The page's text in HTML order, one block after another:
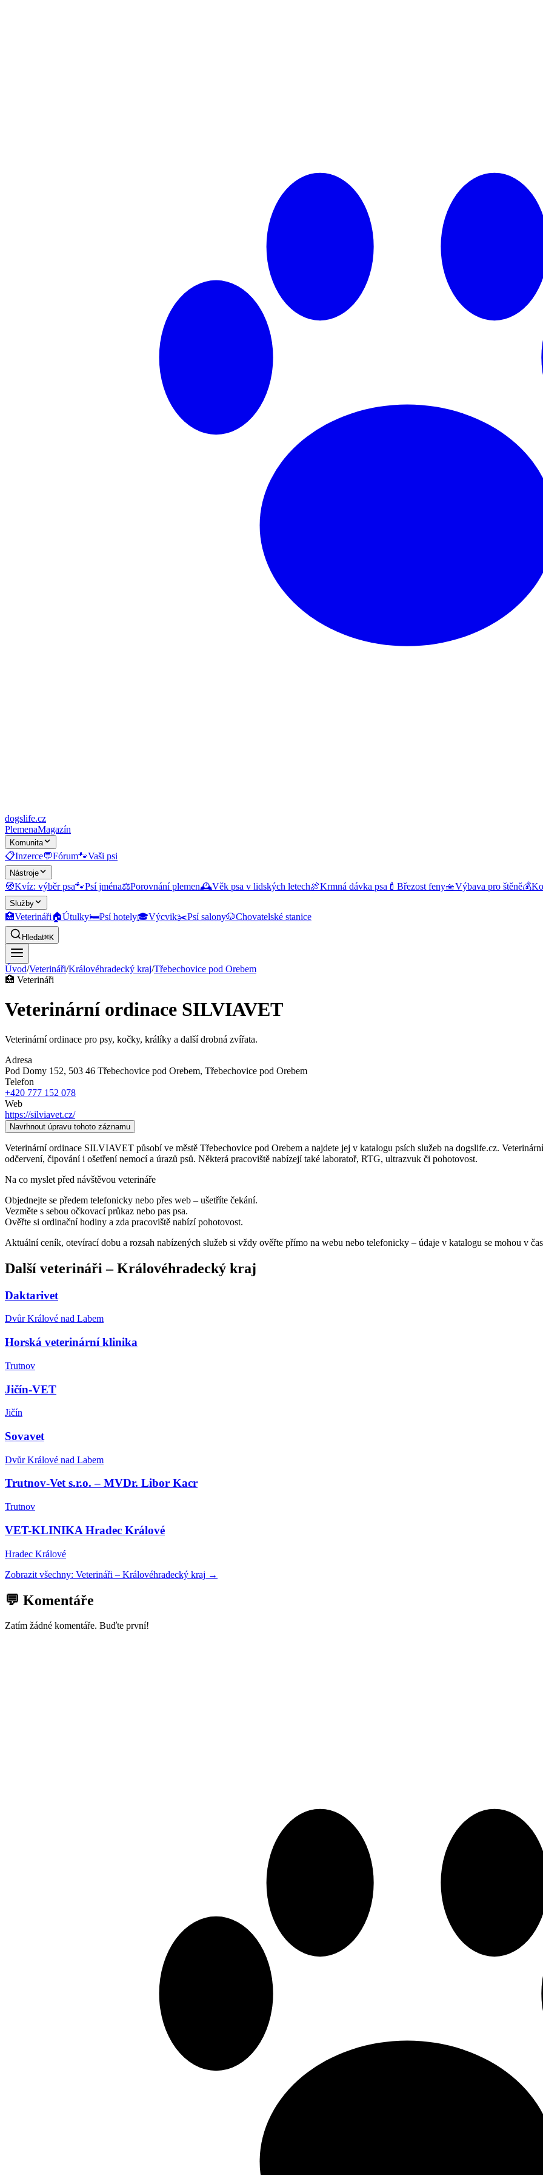
dogslife.cz
PlemenaMagazín
Komunita
📋Inzerce💬Fórum🐾Vaši psi
Nástroje
🧭Kvíz: výběr psa🐾Psí jména⚖️Porovnání plemen🕰️Věk psa v lidských letech🍖Krmná dávka psa 🍼 Březost feny🧺Výbava pro štěně💰
Služby
🏥Veterináři🏠Útulky🛏️Psí hotely🎓Výcvik✂️Psí salony🐶Chovatelské stanice
Hledat⌘K
Úvod/Veterináři/Královéhradecký kraj/Třebechovice pod Orebem
🏥 Veterináři
Veterinární ordinace SILVIAVET
Veterinární ordinace pro psy, kočky, králíky a další drobná zvířata.
Adresa
Pod Domy 152, 503 46 Třebechovice pod Orebem, Třebechovice pod Orebem
Telefon
+420 777 152 078
Web
https://silviavet.cz/
Navrhnout úpravu tohoto záznamu
Veterinární ordinace SILVIAVET působí ve městě Třebechovice pod Orebem a najdete jej v katalogu psích služeb na dogslife.cz.
odčervení, čipování i ošetření nemocí a úrazů psů. Některá pracoviště nabízejí také laboratoř, RTG, ultrazvuk či pohotovost.
Na co myslet před návštěvou veterináře
Objednejte se předem telefonicky nebo přes web – ušetříte čekání.
Vezměte s sebou očkovací průkaz nebo pas psa.
Ověřte si ordinační hodiny a zda pracoviště nabízí pohotovost.
Aktuální ceník, otevírací dobu a rozsah nabízených služeb si vždy ověřte přímo na webu nebo telefonicky – údaje v katalogu se mohou v
Další veterináři –Královéhradecký kraj
Daktarivet
Dvůr Králové nad Labem
Horská veterinární klinika
Trutnov
Jičín-VET
Jičín
Sovavet
Dvůr Králové nad Labem
Trutnov-Vet s.r.o. – MVDr. Libor Kacr
Trutnov
VET-KLINIKA Hradec Králové
Hradec Králové
Zobrazit všechny: Veterináři – Královéhradecký kraj →
💬 Komentáře
Zatím žádné komentáře. Buďte první!